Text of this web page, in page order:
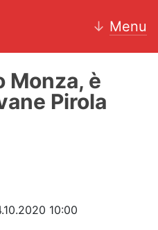
↓ Menu
Monza, è
Pirola
10:00